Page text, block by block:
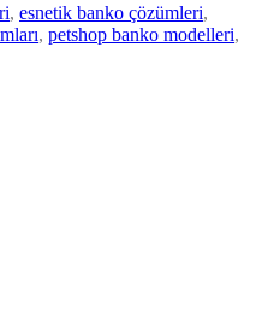
, esnetik banko çözümleri,
, petshop banko modelleri,